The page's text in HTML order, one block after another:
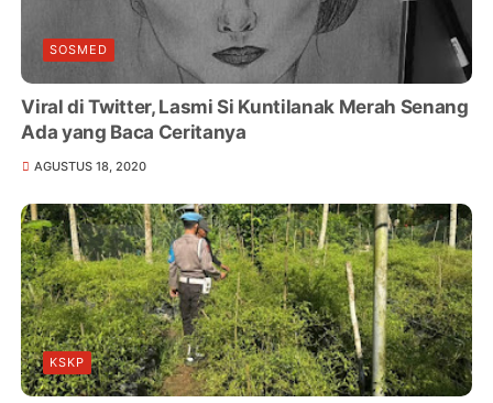
SOSMED
Viral di Twitter, Lasmi Si Kuntilanak Merah Senang
Ada yang Baca Ceritanya
AGUSTUS 18, 2020
KSKP